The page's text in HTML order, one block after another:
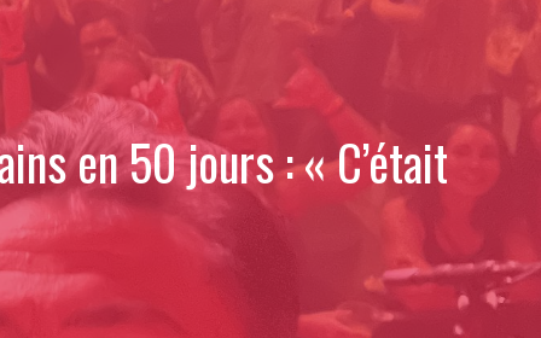
en 50 jours : « C’était